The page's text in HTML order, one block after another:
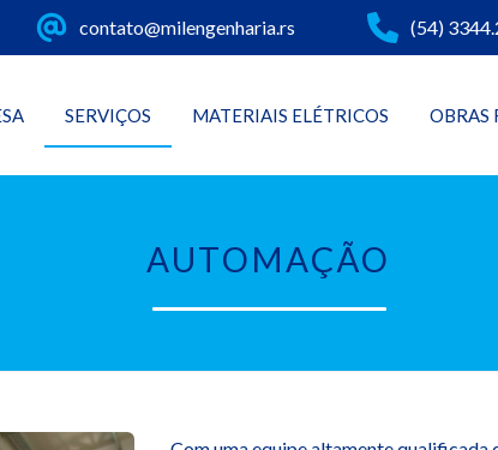
(54)
contato@milengenharia.rs
SERVIÇOS MATERIAIS ELÉTRICOS OBRAS
AUTOMAÇÃO